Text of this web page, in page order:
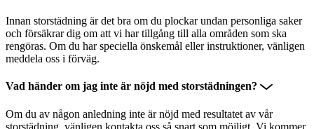
Innan storstädning är det bra om du plockar undan personliga saker
och försäkrar dig om att vi har tillgång till alla områden som ska
rengöras. Om du har speciella önskemål eller instruktioner, vänligen
meddela oss i förväg.
Vad händer om jag inte är nöjd med storstädningen?
Om du av någon anledning inte är nöjd med resultatet av vår
storstädning, vänligen kontakta oss så snart som möjligt. Vi kommer